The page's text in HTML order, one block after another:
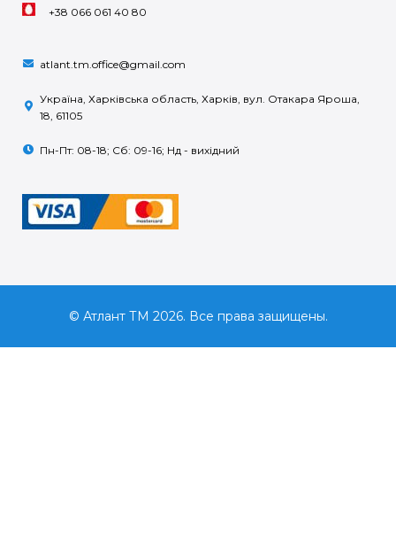
+38 066 061 40 80
atlant.tm.office@gmail.com
Україна, Харківська область, Харків, вул. Отакара Яроша,
18, 61105
Пн-Пт: 08-18; Сб: 09-16; Нд - вихідний
© Атлант ТМ 2026. Все права защищены.